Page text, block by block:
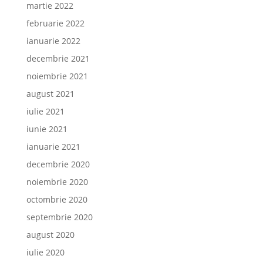
martie 2022
februarie 2022
ianuarie 2022
decembrie 2021
noiembrie 2021
august 2021
iulie 2021
iunie 2021
ianuarie 2021
decembrie 2020
noiembrie 2020
octombrie 2020
septembrie 2020
august 2020
iulie 2020